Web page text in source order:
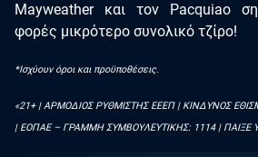
Mayweather και τον Pacquiao
φορές μικρότερο συνολικό τζίρο!
*Ισχύουν όροι και προϋποθέσεις.
«21+ | ΑΡΜΟΔΙΟΣ ΡΥΘΜΙΣΤΗΣ ΕΕΕΠ | ΚΙΝΔΥΝΟΣ
| ΕΟΠΑΕ – ΓΡΑΜΜΗ ΣΥΜΒΟΥΛΕΥΤΙΚΗΣ: 1114 | ΠΑΙΞΕ